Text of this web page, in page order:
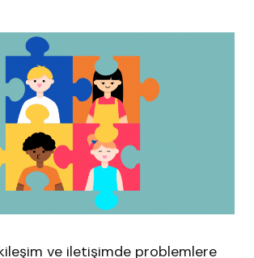
ve iletişimde problemlere